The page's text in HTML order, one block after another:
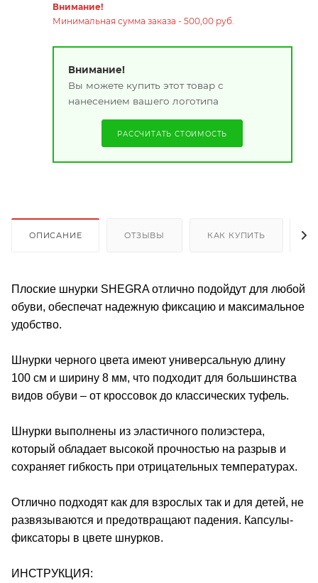
Внимание!
Минимальная сумма заказа - 500,00 руб.
Внимание!
Вы можете купить этот товар с
нанесением вашего логотипа
РАССЧИТАТЬ СТОИМОСТЬ
ОПИСАНИЕ ОТЗЫВЫ КАК КУПИТЬ
Плоские шнурки SHEGRA отлично подойдут для любой
обуви, обеспечат надежную фиксацию и максимальное
удобство.
Шнурки черного цвета имеют универсальную длину
100 см и ширину 8 мм, что подходит для большинства
видов обуви – от кроссовок до классических туфель.
Шнурки выполнены из эластичного полиэстера,
который обладает высокой прочностью на разрыв и
сохраняет гибкость при отрицательных температурах.
Отлично подходят как для взрослых так и для детей, не
развязываются и предотвращают падения. Капсулы-
фиксаторы в цвете шнурков.
ИНСТРУКЦИЯ: